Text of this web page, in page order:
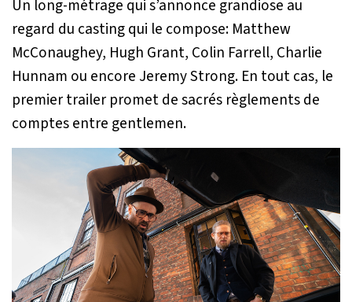
Un long-métrage qui s’annonce grandiose au
regard du casting qui le compose: Matthew
McConaughey, Hugh Grant, Colin Farrell, Charlie
Hunnam ou encore Jeremy Strong. En tout cas, le
premier trailer promet de sacrés règlements de
comptes entre gentlemen.